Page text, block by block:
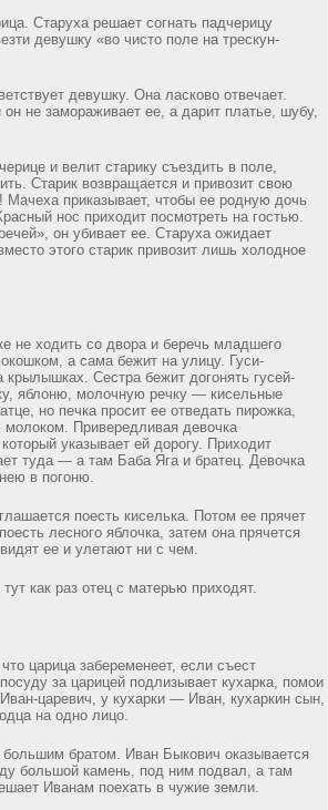
Старуха решает согнать падчерицу
девушку «во чисто поле на трескун-
девушку. Она ласково отвечает.
не замораживает ее, а дарит платье, шубу,
и велит старику съездить в поле,
Старик возвращается и привозит свою
приказывает, чтобы ее родную дочь
нос приходит посмотреть на гостью.
он убивает ее. Старуха ожидает
этого старик привозит лишь холодное
не ходить со двора и беречь младшего
а сама бежит на улицу. Гуси-
Сестра бежит догонять гусей-
яблоню, молочную речку — кисельные
но печка просит ее отведать пирожка,
Привередливая девочка
указывает ей дорогу. Приходит
туда — а там Баба Яга и братец. Девочка
в погоню.
поесть киселька. Потом ее прячет
лесного яблочка, затем она прячется
ее и улетают ни с чем.
как раз отец с матерью приходят.
царица забеременеет, если съест
за царицей подлизывает кухарка, помои
царевич, у кухарки — Иван, кухаркин сын,
на одно лицо.
братом. Иван Быкович оказывается
большой камень, под ним подвал, а там
Иванам поехать в чужие земли.